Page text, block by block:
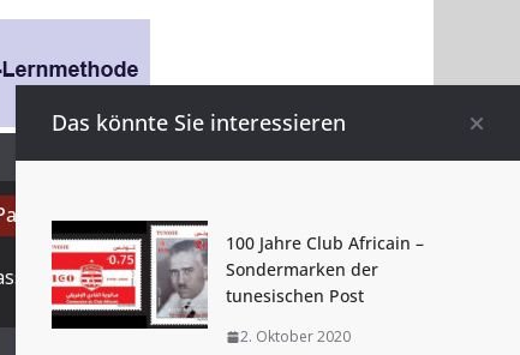
Das könnte Sie interessieren
100 Jahre Club Africain –
Sondermarken der
tunesischen Post
2. Oktober 2020